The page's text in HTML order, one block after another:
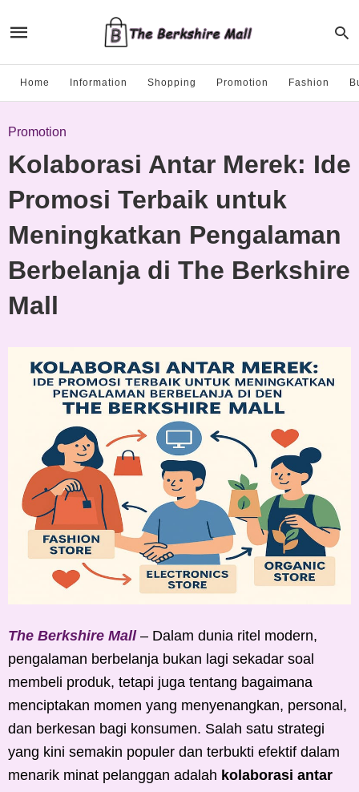
Home Information Shopping Promotion Fashion
Promotion
Kolaborasi Antar Merek: Ide
Promosi Terbaik untuk
Meningkatkan Pengalaman
Berbelanja di The Berkshire
Mall
The Berkshire Mall– Dalam dunia ritel modern,
pengalaman berbelanja bukan lagi sekadar soal
membeli produk, tetapi juga tentang bagaimana
menciptakan momen yang menyenangkan, personal,
dan berkesan bagi konsumen. Salah satu strategi
yang kini semakin populer dan terbukti efektif dalam
menarik minat pelanggan adalah kolaborasi antar